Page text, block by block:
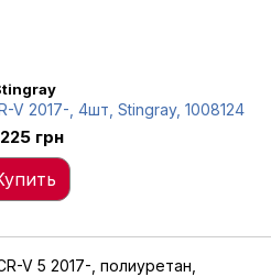
V 2017-, 4шт, Stingray, 1008124
грн